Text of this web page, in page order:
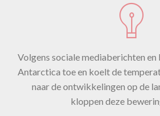
Volgens sociale mediaberichten en
Antarctica toe en koelt de
naar de ontwikkelingen op de
kloppen deze